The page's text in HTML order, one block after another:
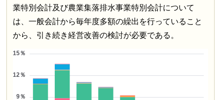
業特別会計及び農業集落排水事業特別会計について
は、一般会計から毎年度多額の繰出を行っていること
から、引き続き経営改善の検討が必要である。